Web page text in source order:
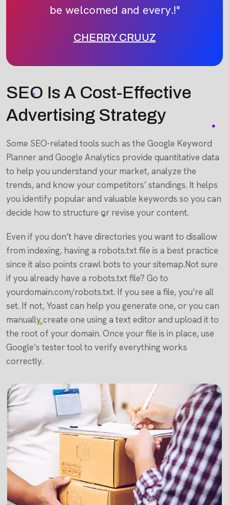
be welcomed and every.!"
CHERRY CRUUZ
SEO Is A Cost-Effective
Advertising Strategy
Some SEO-related tools such as the Google Keyword
Planner and Google Analytics provide quantitative data
to help you understand your market, analyze the
trends, and know your competitors’ standings. It helps
you identify popular and valuable keywords so you can
decide how to structure or revise your content.
Even if you don’t have directories you want to disallow
from indexing, having a robots.txt file is a best practice
since it also points crawl bots to your sitemap.Not sure
if you already have a robots.txt file? Go to
yourdomain.com/robots.txt. If you see a file, you’re all
set. If not, Yoast can help you generate one, or you can
manually create one using a text editor and upload it to
the root of your domain. Once your file is in place, use
Google’s tester tool to verify everything works
correctly.